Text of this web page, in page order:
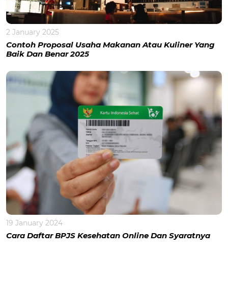
2 January 2025
Contoh Proposal Usaha Makanan Atau Kuliner Yang
Baik Dan Benar 2025
19 January 2024
Cara Daftar BPJS Kesehatan Online Dan Syaratnya